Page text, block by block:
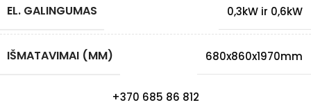
EL. GALINGUMAS 0,3kW ir 0,6kW
IŠMATAVIMAI (MM) 680x860x1970mm
+370 685 86 812